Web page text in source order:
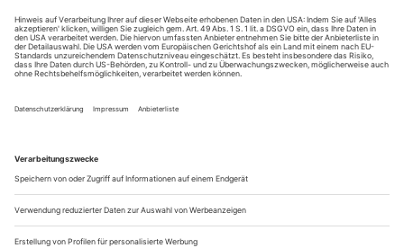
Zürich: Sozialstrategien der Leere
Leonie Böhm nach Büchner «Leonce und Leonce»
Zum letzten Mal Theater vor dem Lockdown, vielleicht sogar
Weinen (Das Wähnen)» konnte Leonie Böhm,
Hausregisseurin am Schauspielhaus, ihren Büchner-Abend
noch her­ausbringen. Es grenzt an ein Wunder, viele Theater
hatten schon geschlossen, und am...